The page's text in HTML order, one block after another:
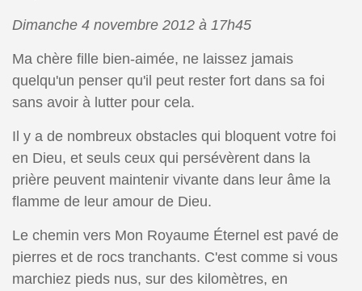
Dimanche 4 novembre 2012 à 17h45
Ma chère fille bien-aimée, ne laissez jamais
quelqu'un penser qu'il peut rester fort dans sa foi
sans avoir à lutter pour cela.
Il y a de nombreux obstacles qui bloquent votre foi
en Dieu, et seuls ceux qui persévèrent dans la
prière peuvent maintenir vivante dans leur âme la
flamme de leur amour de Dieu.
Le chemin vers Mon Royaume Éternel est pavé de
pierres et de rocs tranchants. C'est comme si vous
marchiez pieds nus, sur des kilomètres, en